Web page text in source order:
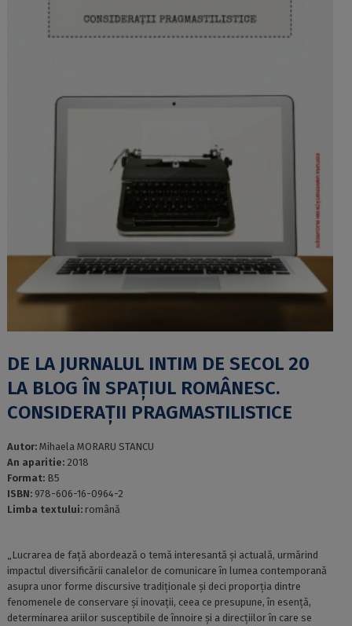
DE LA JURNALUL INTIM DE SECOL 20
LA BLOG ÎN SPAŢIUL ROMÂNESC.
CONSIDERAŢII PRAGMASTILISTICE
Autor: Mihaela MORARU STANCU
An aparitie: 2018
Format: B5
ISBN: 978-606-16-0964-2
Limba textului: română
„Lucrarea de față abordează o temă interesantă și actuală, urmărind
impactul diversificării canalelor de comunicare în lumea contemporană
asupra unor forme discursive tradiționale și deci proporția dintre
fenomenele de conservare și inovații, ceea ce presupune, în esență,
determinarea ariilor susceptibile de înnoire și a direcțiilor în care se